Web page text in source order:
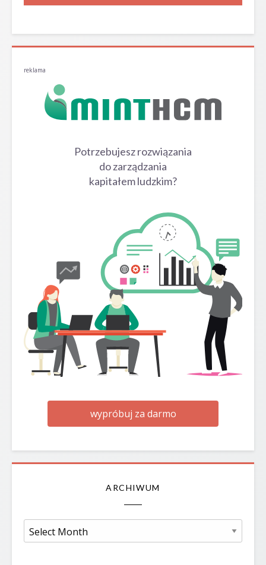
reklama
Potrzebujesz rozwiązania
do zarządzania
kapitałem ludzkim?
wypróbuj za darmo
ARCHIWUM
Archiwum